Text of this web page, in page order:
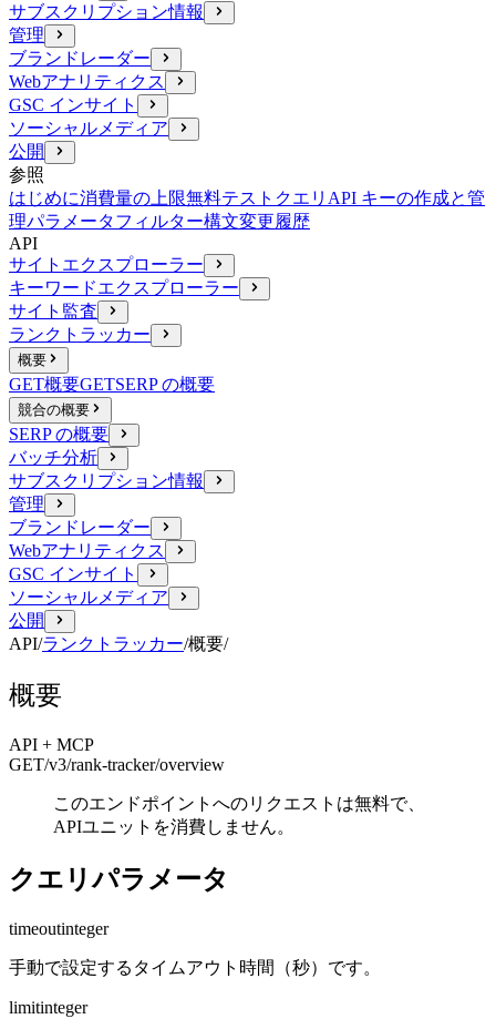
サブスクリプション情報
管理
ブランドレーダー
Webアナリティクス
GSC インサイト
ソーシャルメディア
公開
参照
はじめに消費量の上限無料テストクエリ API キーの作成と管
理パラメータフィルター構文変更履歴
API
サイトエクスプローラー
キーワードエクスプローラー
サイト監査
ランクトラッカー
概要
GET概要GETSERP の概要
競合の概要
SERP の概要
バッチ分析
サブスクリプション情報
管理
ブランドレーダー
Webアナリティクス
GSC インサイト
ソーシャルメディア
公開
API/ランクトラッカー/概要/
概要
API + MCP
GET/v3/rank-tracker/overview
このエンドポイントへのリクエストは無料で、
APIユニットを消費しません。
クエリパラメータ
timeoutinteger
手動で設定するタイムアウト時間（秒）です。
limitinteger